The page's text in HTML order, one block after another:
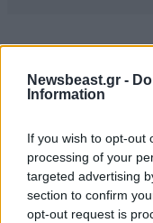
Newsbeast.gr -
Information
If you wish to opt-out
processing of your
targeted advertising
section to confirm
opt-out request is
TRENDING